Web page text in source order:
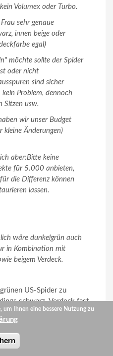
Volumex oder Turbo.
sehr genaue
innen beige oder
egal)
möchte sollte der Spider
oder nicht
sind sicher
Problem, dennoch
Sitzen usw.
wir unser Budget
Änderungen)
aber:Bitte keine
für 5.000 anbieten,
die Differenz können
lassen.
wäre dunkelgrün auch
in Kombination mit
beigem Verdeck.
US-Spider zu
schwarz. Verdeck fast
rentiert sich auf alle Fälle.
0174 951 59 90)
um Ihnen eine bessere Nutzung zu